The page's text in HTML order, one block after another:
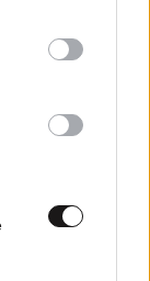
below Google
το
Νίρο, μία